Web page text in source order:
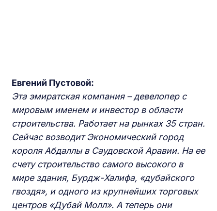
Евгений Пустовой:
Эта эмиратская компания – девелопер с
мировым именем и инвестор в области
строительства. Работает на рынках 35 стран.
Сейчас возводит Экономический город
короля Абдаллы в Саудовской Аравии. На ее
счету строительство самого высокого в
мире здания, Бурдж-Халифа, «дубайского
гвоздя», и одного из крупнейших торговых
центров «Дубай Молл». А теперь они